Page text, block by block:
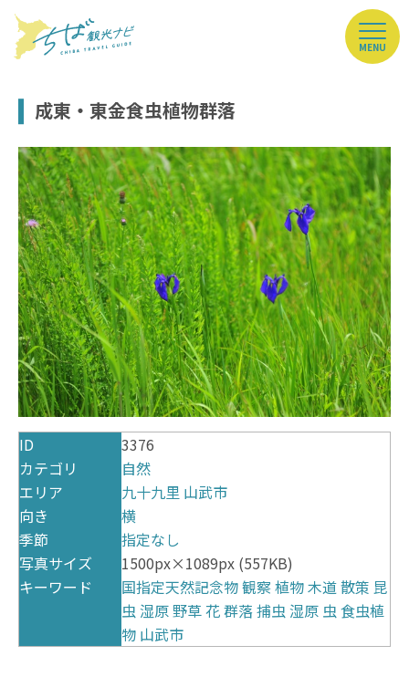
MENU
成東・東金食虫植物群落
ID
3376
カテゴリ
自然
エリア
九十九里 山武市
向き
横
季節
指定なし
写真サイズ
1500px×1089px (557KB)
キーワード
国指定天然記念物観察植物木道散策 昆
虫 湿原野草花群落捕虫 湿原 虫 食虫植
物 山武市